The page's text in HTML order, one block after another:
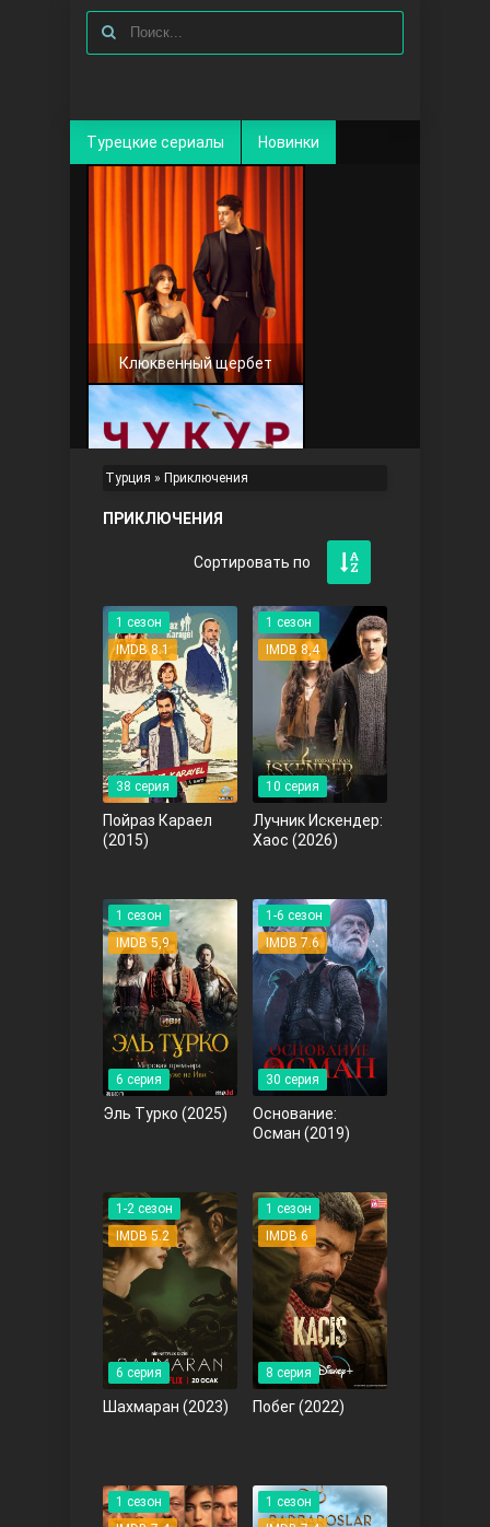
Турецкие сериалы Новинки
Клюквенный щербет
Основание: Осман
Правосyдие
Любовь напрокат
Турция » Приключения
ПРИКЛЮЧЕНИЯ
1 сезон
IMDB 8.1
38 серия
Пойраз Караел
(2015)
1 сезон
IMDB 8,4
10 серия
Лучник Искендер:
Хаос (2026)
1 сезон
IMDB 5,9
6 серия
Эль Турко (2025)
1-6 сезон
IMDB 7.6
30 серия
Основание:
Осман (2019)
1-2 сезон
IMDB 5.2
6 серия
Шахмаран (2023)
1 сезон
IMDB 6
8 серия
Побег(2022)
1 сезон
1 сезон